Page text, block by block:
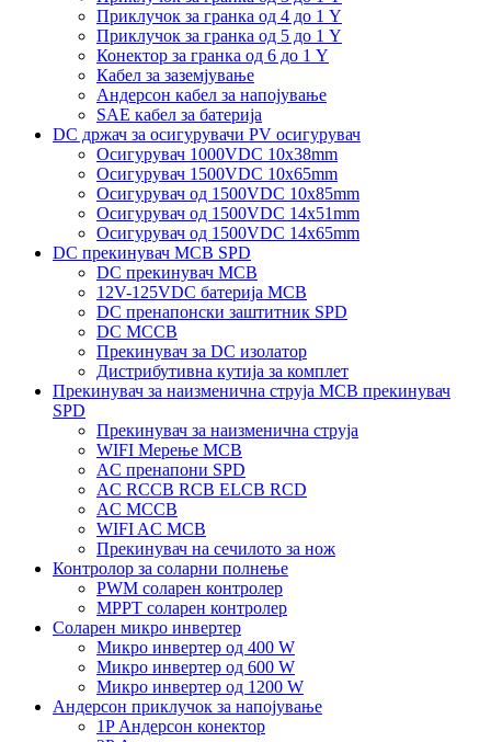
Приклучок за гранка од 4 до 1 Y
Приклучок за гранка од 5 до 1 Y
Конектор за гранка од 6 до 1 Y
Кабел за заземјување
Андерсон кабел за напојување
SAE кабел за батерија
DC држач за осигурувачи PV осигурувач
Осигурувач 1000VDC 10x38mm
Осигурувач 1500VDC 10x65mm
Осигурувач од 1500VDC 10x85mm
Осигурувач од 1500VDC 14x51mm
Осигурувач од 1500VDC 14x65mm
DC прекинувач MCB SPD
DC прекинувач MCB
12V-125VDC батерија MCB
DC пренапонски заштитник SPD
DC MCCB
Прекинувач за DC изолатор
Дистрибутивна кутија за комплет
Прекинувач за наизменична струја MCB прекинувач
SPD
Прекинувач за наизменична струја
WIFI Мерење MCB
AC пренапони SPD
AC RCCB RCB ELCB RCD
AC MCCB
WIFI AC MCB
Прекинувач на сечилото за нож
Контролор за соларни полнење
PWM соларен контролер
MPPT соларен контролер
Соларен микро инвертер
Микро инвертер од 400 W
Микро инвертер од 600 W
Микро инвертер од 1200 W
Андерсон приклучок за напојување
1P Андерсон конектор